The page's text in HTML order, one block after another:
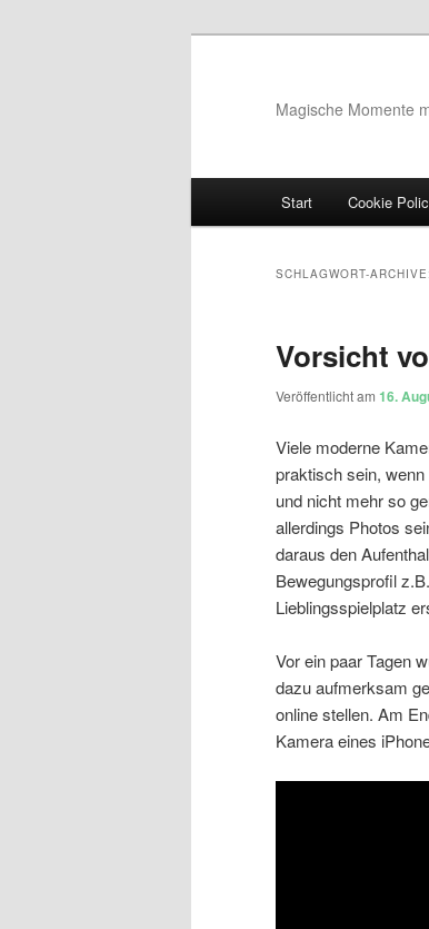
Magische Momente
Zum Inhalt
Zum sekundären
Start Cookie
SCHLAGWORT-ARCHIVE:
Vorsicht
Veröffentlicht am 16.
Viele moderne
praktisch sein,
und nicht mehr so
allerdings Photos
daraus den
Bewegungsprofil
Lieblingsspielplatz
Vor ein paar Tagen
dazu aufmerksam
online stellen. Am
Kamera eines